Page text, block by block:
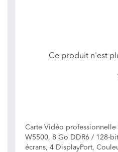
Ce produit n'est
Carte Vidéo
W5500, 8 Go DDR6 / 128-
écrans, 4 DisplayPort,